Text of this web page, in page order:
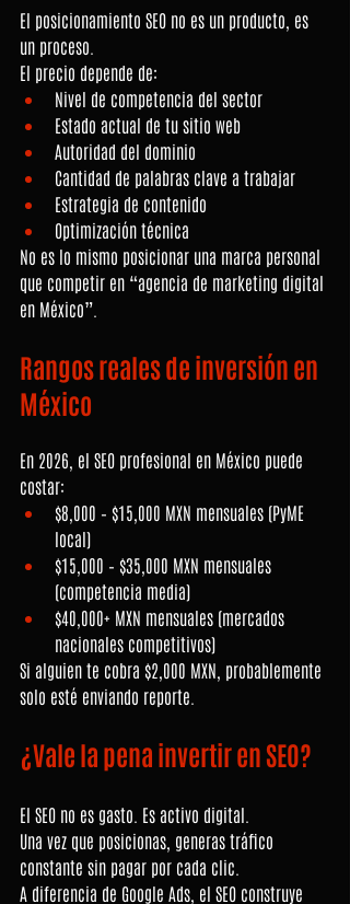
El posicionamiento SEO no es un producto, es
un proceso.
El precio depende de:
Nivel de competencia del sector
Estado actual de tu sitio web
Autoridad del dominio
Cantidad de palabras clave a trabajar
Estrategia de contenido
Optimización técnica
No es lo mismo posicionar una marca personal
que competir en “agencia de marketing digital
en México”.
Rangos reales de inversión en
México
En 2026, el SEO profesional en México puede
costar:
$8,000 – $15,000 MXN mensuales (PyME
local)
$15,000 – $35,000 MXN mensuales
(competencia media)
$40,000+ MXN mensuales (mercados
nacionales competitivos)
Si alguien te cobra $2,000 MXN, probablemente
solo esté enviando reporte.
¿Vale la pena invertir en SEO?
El SEO no es gasto. Es activo digital.
Una vez que posicionas, generas tráfico
constante sin pagar por cada clic.
A diferencia de Google Ads, el SEO construye